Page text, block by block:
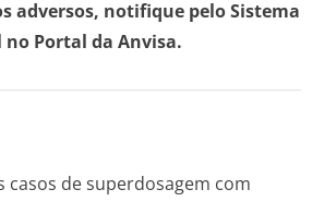
adversos, notifique pelo Sistema
Portal da Anvisa.
casos de superdosagem com